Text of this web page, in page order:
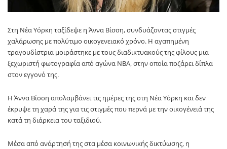
Στη Νέα Υόρκη ταξίδεψε η Άννα Βίσση, συνδυάζοντας στιγμές
χαλάρωσης με πολύτιμο οικογενειακό χρόνο. Η αγαπημένη
τραγουδίστρια μοιράστηκε με τους διαδικτυακούς της φίλους μια
ξεχωριστή φωτογραφία από αγώνα NBA, στην οποία ποζάρει δίπλα
στον εγγονό της.
Η Άννα Βίσση απολαμβάνει τις ημέρες της στη Νέα Υόρκη και δεν
έκρυψε τη χαρά της για τις στιγμές που περνά με την οικογένειά της
κατά τη διάρκεια του ταξιδιού.
Μέσα από ανάρτησή της στα μέσα κοινωνικής δικτύωσης, η